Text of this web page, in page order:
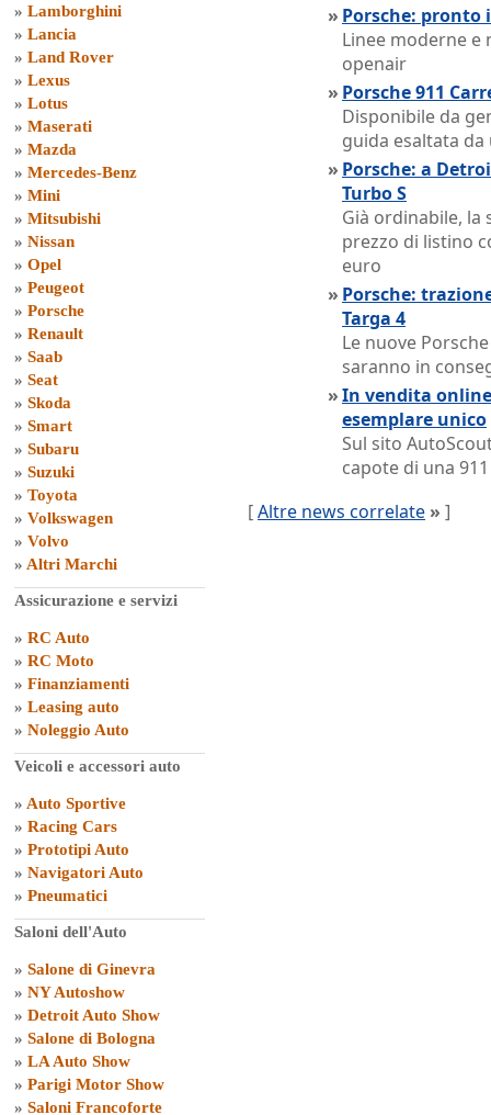
» Lamborghini
» Lancia
» Land Rover
» Lexus
» Lotus
» Maserati
» Mazda
» Mercedes-Benz
» Mini
» Mitsubishi
» Nissan
» Opel
» Peugeot
» Porsche
» Renault
» Saab
» Seat
» Skoda
» Smart
» Subaru
» Suzuki
» Toyota
» Volkswagen
» Volvo
» Altri Marchi
Assicurazione e servizi
» RC Auto
» RC Moto
» Finanziamenti
» Leasing auto
» Noleggio Auto
Veicoli e accessori auto
» Auto Sportive
» Racing Cars
» Prototipi Auto
» Navigatori Auto
» Pneumatici
Saloni dell'Auto
» Salone di Ginevra
» NY Autoshow
» Detroit Auto Show
» Salone di Bologna
» LA Auto Show
» Parigi Motor Show
» Saloni Francoforte
» Porsche: pronto
Linee moderne e
openair
» Porsche 911
Disponibile da
guida esaltata
» Porsche: a
Turbo S
Già ordinabile, la
prezzo di listino
euro
» Porsche:
Targa 4
Le nuove
saranno in
»In vendita online
esemplare unico
Sul sito
capote di una
[Altre news correlate » ]